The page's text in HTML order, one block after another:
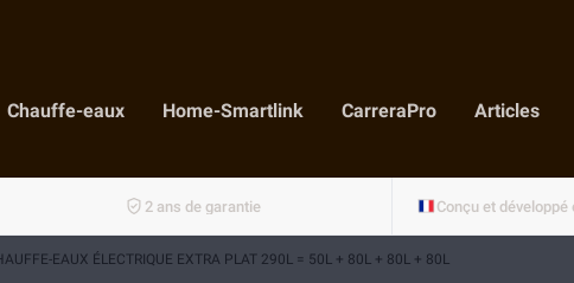
Chauffe-eaux Home-Smartlink CarreraPro Articles
2 ans de garantie
EAUX ÉLECTRIQUE EXTRA PLAT 290L = 50L + 80L + 80L + 80L